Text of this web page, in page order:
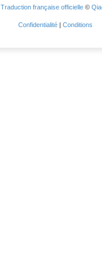
Traduction française officielle©
Confidentialité | Conditions